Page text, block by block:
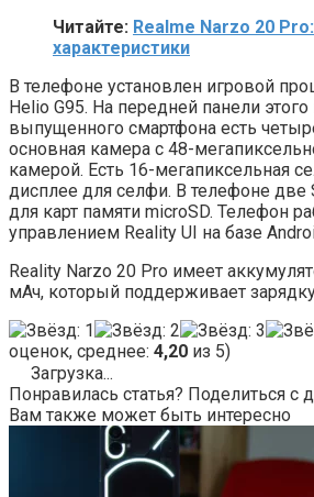
Читайте: Realme Narzo 20
характеристики
В телефоне установлен игровой
Helio G95. На передней панели
выпущенного смартфона есть
основная камера с 48-
камерой. Есть 16-мегапиксельная
дисплее для селфи. В телефоне две
для карт памяти microSD. Телефон
управлением Reality UI на базе
Reality Narzo 20 Pro имеет
мАч, который поддерживает
оценок, среднее: 4,20 из 5)
Загрузка...
Понравилась статья? Поделиться с
Вам также может быть интересно